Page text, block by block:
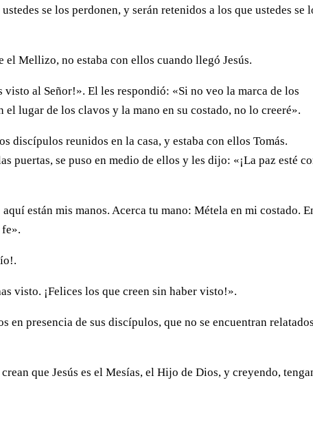
se los perdonen, y serán retenidos a los que ustedes se
el Mellizo, no estaba con ellos cuando llegó Jesús.
al Señor!». El les respondió: «Si no veo la marca de los
el lugar de los clavos y la mano en su costado, no lo creeré».
discípulos reunidos en la casa, y estaba con ellos Tomás.
puertas, se puso en medio de ellos y les dijo: «¡La paz esté
están mis manos. Acerca tu mano: Métela en mi costado.
visto. ¡Felices los que creen sin haber visto!».
en presencia de sus discípulos, que no se encuentran
que Jesús es el Mesías, el Hijo de Dios, y creyendo,